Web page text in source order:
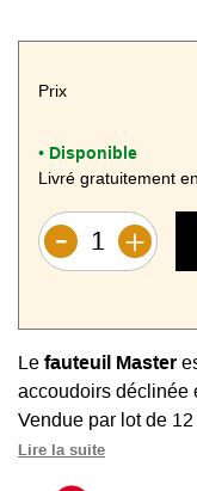
Prix
• Disponible
Livré gratuitement
Le fauteuil Master
accoudoirs déclinée
Vendue par lot de 12
Convient
Lire la suite